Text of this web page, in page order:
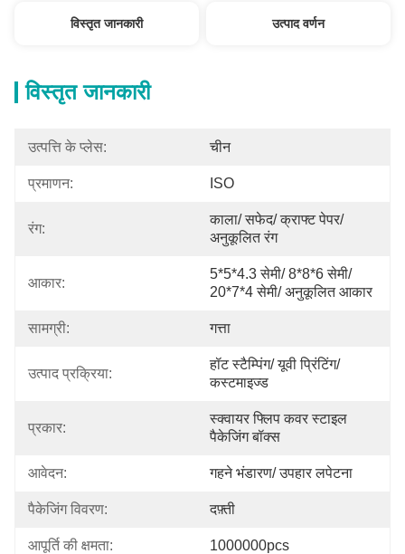
विस्तृत जानकारी उत्पाद वर्णन
विस्तृत जानकारी
उत्पत्ति के प्लेस: चीन
प्रमाणन: ISO
रंग:
काला/ सफेद/ क्राफ्ट पेपर/
अनुकूलित रंग
आकार:
5*5*4.3 सेमी/ 8*8*6 सेमी/
20*7*4 सेमी/ अनुकूलित आकार
सामग्री: गत्ता
उत्पाद प्रक्रिया:
हॉट स्टैम्पिंग/ यूवी प्रिंटिंग/
कस्टमाइज्ड
प्रकार:
स्क्वायर फ्लिप कवर स्टाइल
पैकेजिंग बॉक्स
आवेदन: गहने भंडारण/ उपहार लपेटना
पैकेजिंग विवरण: दफ़्ती
आपूर्ति की क्षमता: 1000000pcs